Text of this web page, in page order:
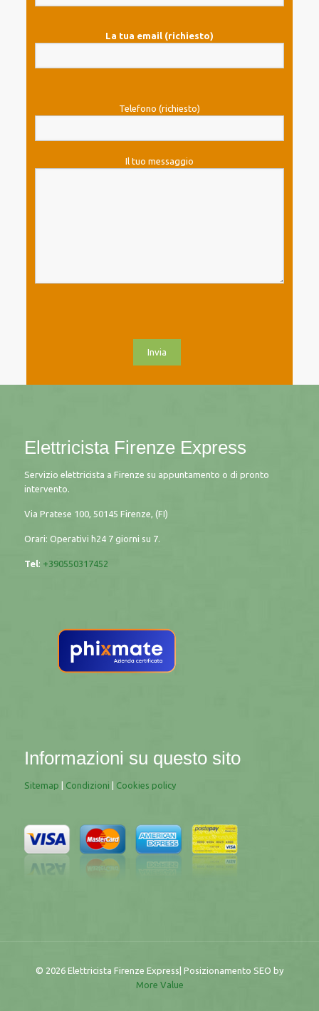
La tua email (richiesto)
Telefono (richiesto)
Il tuo messaggio
Elettricista Firenze Express
Servizio elettricista a Firenze su appuntamento o di pronto
intervento.
Via Pratese 100, 50145 Firenze, (FI)
Orari: Operativi h24 7 giorni su 7.
Tel: +390550317452
Informazioni su questo sito
Sitemap Condizioni Cookies policy
© 2026 Elettricista Firenze Express| Posizionamento SEO by
More Value